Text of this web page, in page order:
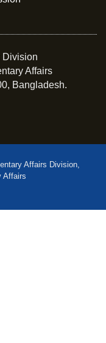
Division
Affairs
Bangladesh.
Affairs Division,
Affairs